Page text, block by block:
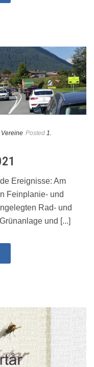
Posted 1.
Ereignisse: Am
Feinplanie- und
Rad- und
und [...]